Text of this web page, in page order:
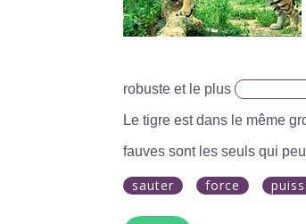
robuste et le plus
Le tigre est dans le même
fauves sont les seuls qui
sauter force